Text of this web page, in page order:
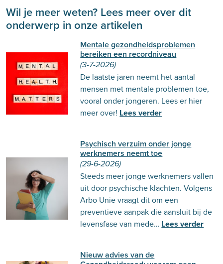
Wil je meer weten? Lees meer over dit
onderwerp in onze artikelen
Mentale gezondheidsproblemen
bereiken een recordniveau
(3-7-2026)
De laatste jaren neemt het aantal
mensen met mentale problemen toe,
vooral onder jongeren. Lees er hier
meer over! Lees verder
Psychisch verzuim onder jonge
werknemers neemt toe
(29-6-2026)
Steeds meer jonge werknemers vallen
uit door psychische klachten. Volgens
Arbo Unie vraagt dit om een
preventieve aanpak die aansluit bij de
levensfase van mede… Lees verder
Nieuw advies van de